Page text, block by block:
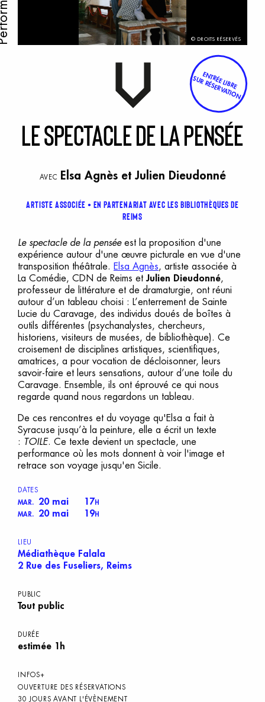
© DROITS RÉSERVÉS
ENTRÉE LIBRE
SUR RÉSERVATION
Lespectacledelapensée
AVEC Elsa Agnèset Julien Dieudonné
Artiste associée
En partenariat avec les bibliothèques de
Reims
Le spectacle de la penséeest la proposition d'une
expérience autour d'une œuvre picturale en vue d'une
transposition théâtrale. Elsa Agnès, artiste associée à
La Comédie, CDN de Reims etJulien Dieudonné,
professeur de littérature et de dramaturgie, ont réuni
autour d’un tableau choisi : L’enterrement de Sainte
Lucie du Caravage, des individus doués de boîtes à
outils différentes (psychanalystes, chercheurs,
historiens, visiteurs de musées, de bibliothèque). Ce
croisement de disciplines artistiques, scientifiques,
amatrices, a pour vocation de décloisonner, leurs
savoir-faire et leurs sensations, autour d’une toile du
Caravage. Ensemble, ils ont éprouvé ce qui nous
regarde quand nous regardons un tableau.
De ces rencontres et du voyage qu'Elsa a fait à
Syracuse jusqu’à la peinture, elle a écrit un texte
: TOILE. Ce texte devient un spectacle, une
performance où les mots donnent à voir l'image et
retrace son voyage jusqu'en Sicile.
DATES
MAR.
20 mai 17H
MAR.
20 mai 19H
LIEU
Médiathèque Falala
2 Rue des Fuseliers, Reims
PUBLIC
Tout public
DURÉE
estimée 1h
INFOS+
OUVERTURE DES RÉSERVATIONS
30 JOURS AVANT L'ÉVÈNEMENT